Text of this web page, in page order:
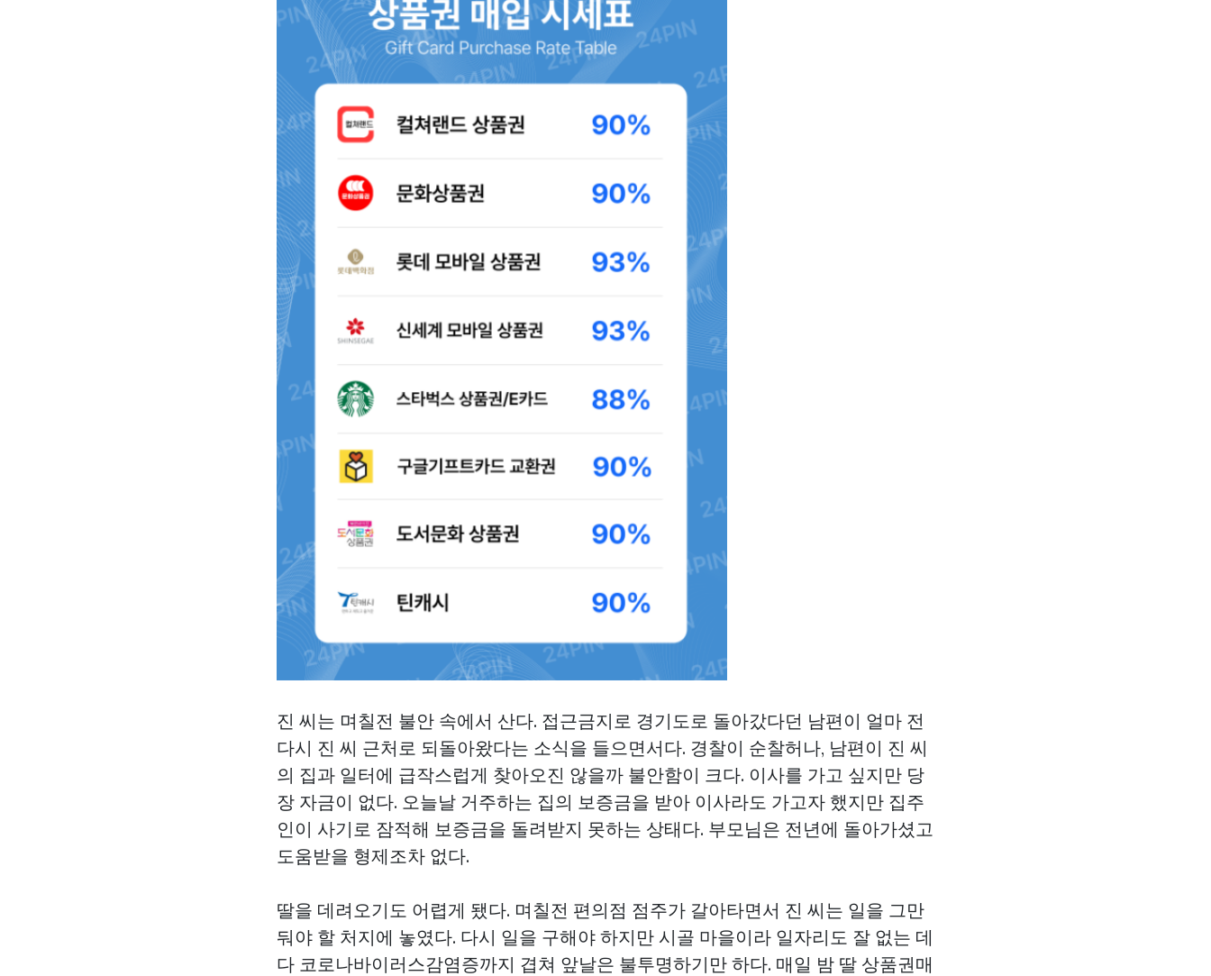
진 씨는 며칠전 불안 속에서 산다. 접근금지로 경기도로 돌아갔다던 남편이 얼마 전
다시 진 씨 근처로 되돌아왔다는 소식을 들으면서다. 경찰이 순찰허나, 남편이 진 씨
의 집과 일터에 급작스럽게 찾아오진 않을까 불안함이 크다. 이사를 가고 싶지만 당
장 자금이 없다. 오늘날 거주하는 집의 보증금을 받아 이사라도 가고자 했지만 집주
인이 사기로 잠적해 보증금을 돌려받지 못하는 상태다. 부모님은 전년에 돌아가셨고
도움받을 형제조차 없다.
딸을 데려오기도 어렵게 됐다. 며칠전 편의점 점주가 갈아타면서 진 씨는 일을 그만
둬야 할 처지에 놓였다. 다시 일을 구해야 하지만 시골 마을이라 일자리도 잘 없는 데
다 코로나바이러스감염증까지 겹쳐 앞날은 불투명하기만 하다. 매일 밤 딸 상품권매